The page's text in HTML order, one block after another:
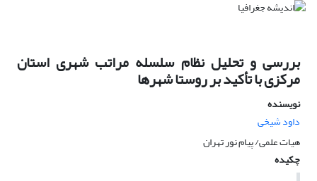
بررسی و تحلیل نظام سلسله مراتب شهری استان
مرکزی با تأکید بر روستا شهرها
نویسنده
داود شیخی
هیات علمی/ پیام نور تهران
چکیده